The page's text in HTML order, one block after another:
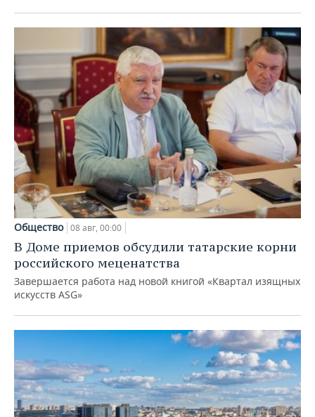
Общество 08 авг, 00:00
В Доме приемов обсудили татарские корни
российского меценатства
Завершается работа над новой книгой «Квартал изящных
искусств ASG»